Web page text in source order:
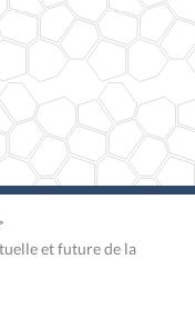
et future de la